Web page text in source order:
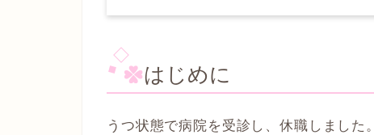
はじめに
うつ状態で病院を受診し、休職しました。